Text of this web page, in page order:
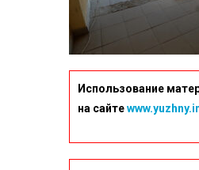
Использование
на сайте